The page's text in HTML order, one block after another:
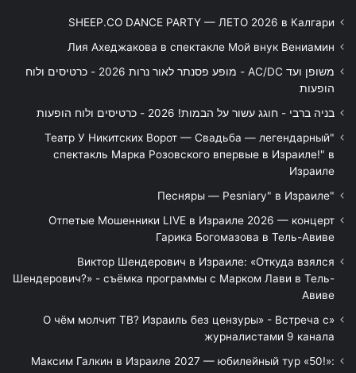
SHEEP.CO DANCE PARTY — ЛЕТО 2026 в Калгари
Лия Ахеджакова в спектакле Мой внук Вениамин
משופן ועד AC/DC - מופע פסנתר לאור נרות 2026 - כרטיסים ולוח
הופעות
בניה ברבי - חוגג עשור על הבמות! 2026 - כרטיסים ולוח הופעות
"Театр У Никитских Ворот — Свадьба — легендарный
спектакль Марка Розовского впервые в Израиле!" в
Израиле
"Песняры — Pesniary" в Израиле
Отпетые Мошенники LIVE в Израиле 2026 — концерт
Гарика Богомазова в Тель-Авиве
Виктор Шендерович в Израиле: «Откуда взялся
Шендерович?» - съёмка программы с Марком Лави в Тель-
Авиве
«О чём молчит ТВ? Израиль без цензуры» - Встреча с
журналистами 9 канала
Максим Галкин в Израиле 2027 — юбилейный тур «50!»: